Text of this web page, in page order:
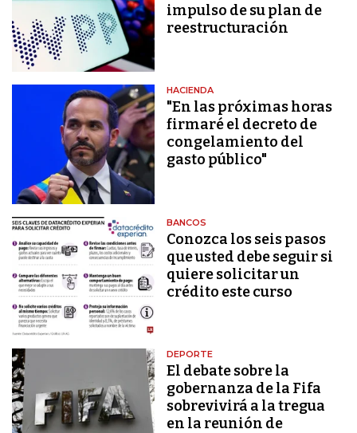
impulso de su plan de
reestructuración
HACIENDA
"En las próximas horas
firmaré el decreto de
congelamiento del
gasto público"
BANCOS
Conozca los seis pasos
que usted debe seguir si
quiere solicitar un
crédito este curso
DEPORTE
El debate sobre la
gobernanza de la Fifa
sobrevivirá a la tregua
en la reunión de